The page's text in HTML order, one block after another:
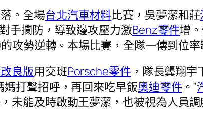
。全場台北汽車材料比賽，吳夢潔和莊
手攔防，導致邊攻壓力激Benz零件增
攻勢逆轉。本場比賽，全隊一傳到位率
良版用交班Porsche零件 ，隊長龔翔
打聲招呼，再回來吃早飯奧迪零件 。”
未能及時啟動王夢潔，也被視為人員調